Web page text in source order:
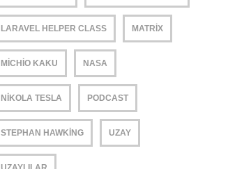
LARAVEL HELPER CLASS MATRIX
MICHIO KAKU NASA
NIKOLA TESLA PODCAST
STEPHAN HAWKING UZAY